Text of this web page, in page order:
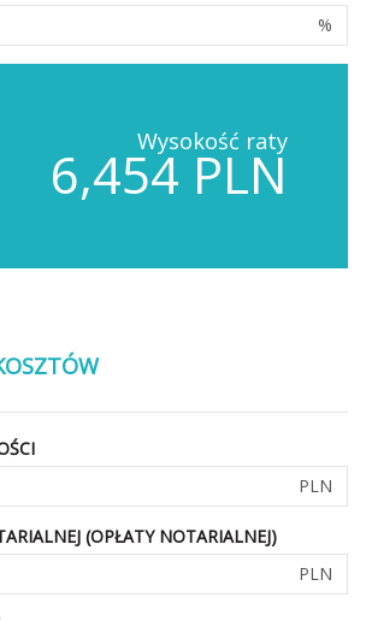
%
Wysokość raty
6,454 PLN
PLN
(OPŁATY NOTARIALNEJ)
PLN